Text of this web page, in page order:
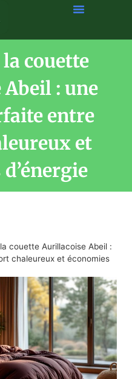
couette
: une
entre
et
couette Aurillacoise Abeil :
chaleureux et économies